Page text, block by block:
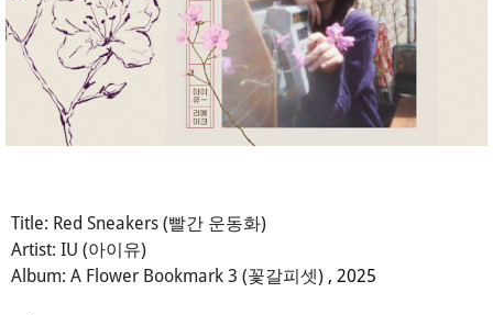
Title: Red Sneakers (빨간 운동화)
Artist: IU (아이유)
Album: A Flower Bookmark 3 (꽃갈피셋) , 2025